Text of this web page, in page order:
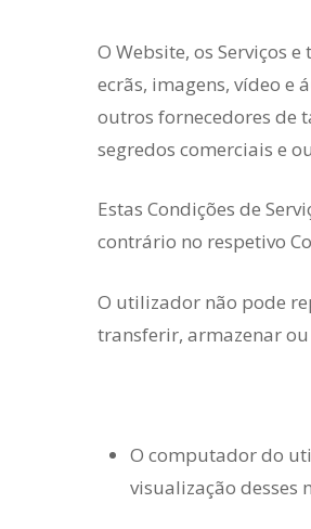
O Website, os Serviços
ecrãs, imagens, vídeo e
outros fornecedores de
segredos comerciais e
Estas Condições de
contrário no respetivo
O utilizador não pode
transferir, armazenar
O computador do
visualização desses